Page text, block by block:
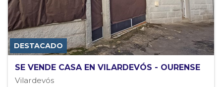
SE VENDE CASA EN VILARDEVÓS - OURENSE
Vilardevós